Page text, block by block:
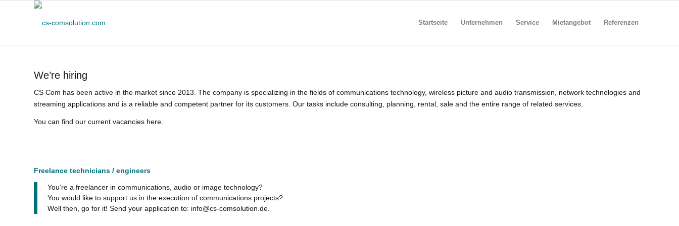
Startseite Unternehmen Service Mietangebot Referenzen
We’re hiring
CS Com has been active in the market since 2013. The company is specializing in the fields of communications technology, wireless picture and audio transmission, network technologies and
streaming applications and is a reliable and competent partner for its customers. Our tasks include consulting, planning, rental, sale and the entire range of related services.
You can find our current vacancies here.
Freelance technicians / engineers
You’re a freelancer in communications, audio or image technology?
You would like to support us in the execution of communications projects?
Well then, go for it! Send your application to: info@cs-comsolution.de.